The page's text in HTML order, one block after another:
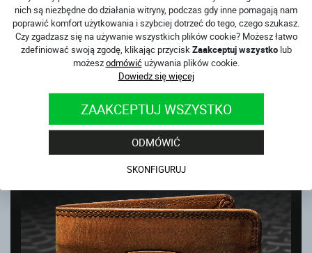
nich są niezbędne do działania witryny, podczas gdy inne pomagają nam
poprawić komfort użytkowania i szybciej dotrzeć do tego, czego szukasz.
Czy zgadzasz się na używanie wszystkich plików cookie? Możesz łatwo
zdefiniować swoją zgodę, klikając przyciskZaakceptuj wszystkolub
możeszodmówićużywania plików cookie.
Dowiedz się więcej
ZAAKCEPTUJ WSZYSTKO
ODMÓWIĆ
SKONFIGURUJ
PORTFEL MONEY MAKER